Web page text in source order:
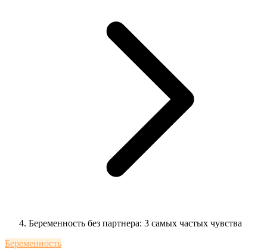
Беременность без партнера: 3 самых частых чувства
Беременность